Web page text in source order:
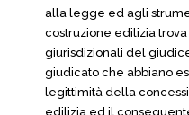
alla legge ed agli
costruzione edilizia
giurisdizionali del
giudicato che abbiano
legittimità della
edilizia ed il